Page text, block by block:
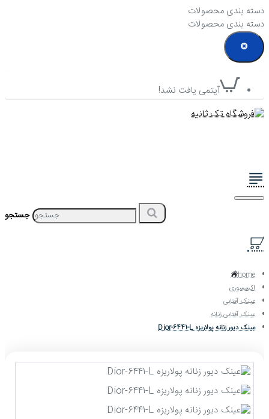
دسته بندی محصولات
دسته بندی محصولات
آیتمی یافت نشد!
جستجو
home
اکسسوری
عینک آفتابی
عینک آفتابی زنانه
عینک دیور زنانه پولاریزه Dior-6441-L